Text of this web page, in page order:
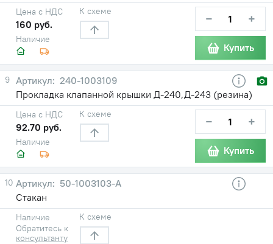
Наличие
Цена с НДС
160 руб.
К схеме − +
Купить
9
240-1003109
Прокладка клапанной крышки Д-240,Д-243 (резина)
Наличие
Цена с НДС
92.70 руб.
К схеме − +
Купить
10
50-1003103-А
Стакан
Наличие
Обратитесь к
консультанту
К схеме